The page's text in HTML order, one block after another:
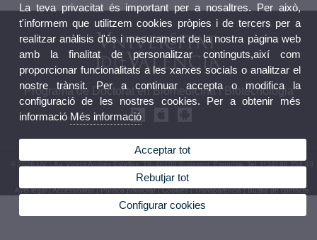
Programa de Doctorat en Biomedicina i Biotecnologia
© 2026 UV. - Av. Vicent Andrés Estellés, 19. 46100 Burjassot. Espanya. Tel. (+34) 96 354 43
73
Avís legal|Accessibilitat|Política privacitat|Cookies|Transparència|Bústia de contacte
La teva privacitat és important per a nosaltres. Per això,
t'informem que utilitzem cookies pròpies i de tercers per a
realitzar anàlisis d'ús i mesurament de la nostra pàgina web
amb la finalitat de personalitzar continguts,així com
proporcionar funcionalitats a les xarxes socials o analitzar el
nostre trànsit. Per a continuar accepta o modifica la
configuració de les nostres cookies. Per a obtenir més
informació Més informació
Acceptar tot
Rebutjar tot
Configurar cookies